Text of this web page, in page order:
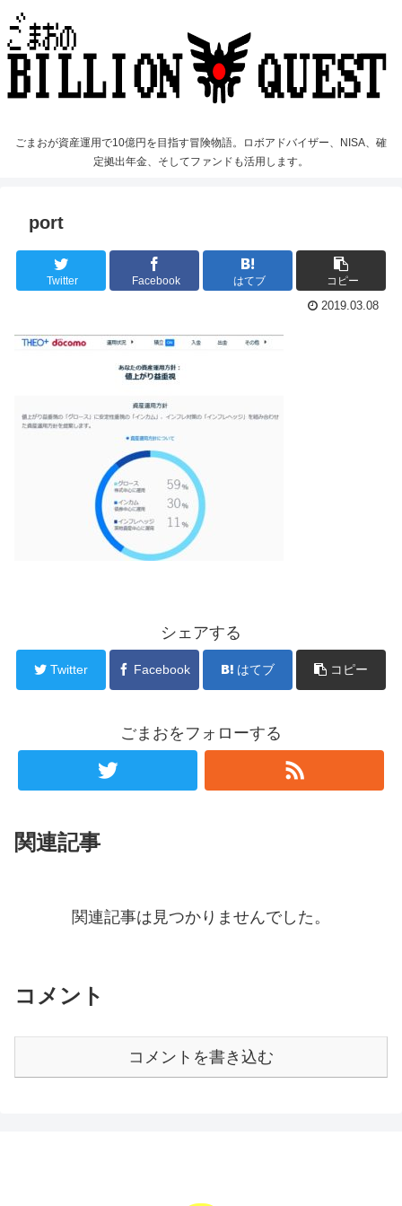
ごまおが資産運用で10億円を目指す冒険物語。ロボアドバイザー、NISA、確
定拠出年金、そしてファンドも活用します。
port
Twitter Facebook はてブ コピー
2019.03.08
シェアする
Twitter Facebook はてブ コピー
ごまおをフォローする
関連記事
関連記事は見つかりませんでした。
コメント
コメントを書き込む